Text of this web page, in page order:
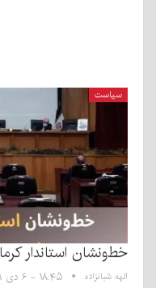
سیاست
خط‌ونشان استاندار
الهه شبانزاده ۱۸:۴۵ - ۶ دی ۱۳۹۹